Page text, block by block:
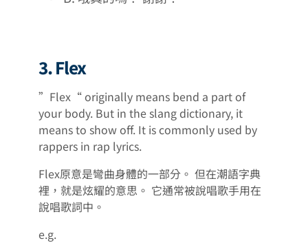
3. Flex
”Flex“ originally means bend a part of
your body. But in the slang dictionary, it
means to show off. It is commonly used by
rappers in rap lyrics.
Flex原意是彎曲身體的一部分。 但在潮語字典
裡，就是炫耀的意思。 它通常被說唱歌手用在
說唱歌詞中。
e.g.